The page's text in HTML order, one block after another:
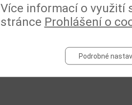
Více informací o využití
stránce Prohlášení o
Podrobné